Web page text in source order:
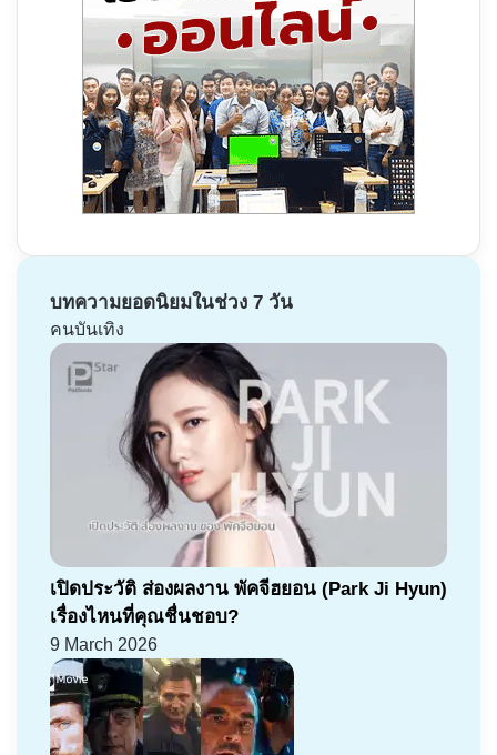
บทความยอดนิยมในช่วง 7 วัน
คนบันเทิง
เปิดประวัติ ส่องผลงาน พัคจีฮยอน (Park Ji Hyun)
เรื่องไหนที่คุณชื่นชอบ?
9 March 2026